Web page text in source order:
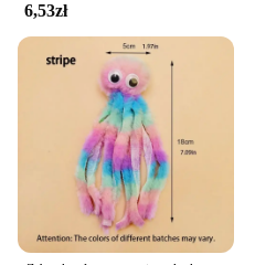
6,53zł